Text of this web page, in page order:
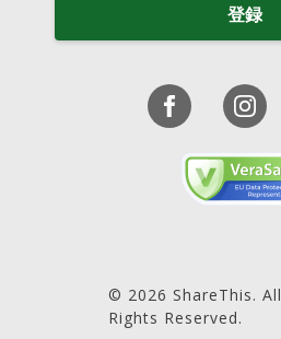
登録
© 2026 ShareThis. All
Rights Reserved.